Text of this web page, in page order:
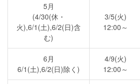
5月
(4/30(休・
火),6/1(土),6/2(日)含
む)
3/5(火)
12:00～
6月
6/1(土),6/2(日)除く)
4/9(火)
12:00～